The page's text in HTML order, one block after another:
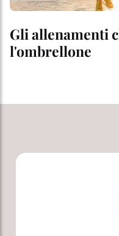
Gli allenamenti
l'ombrellone